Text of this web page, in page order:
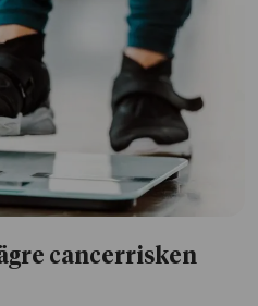
cancerrisken